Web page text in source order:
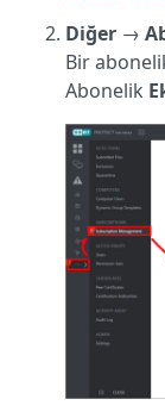
Diğer →
Bir
Abonelik